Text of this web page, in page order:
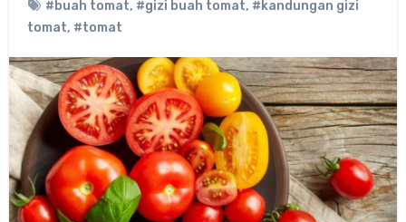
#buah tomat, #gizi buah tomat, #kandungan gizi
tomat, #tomat